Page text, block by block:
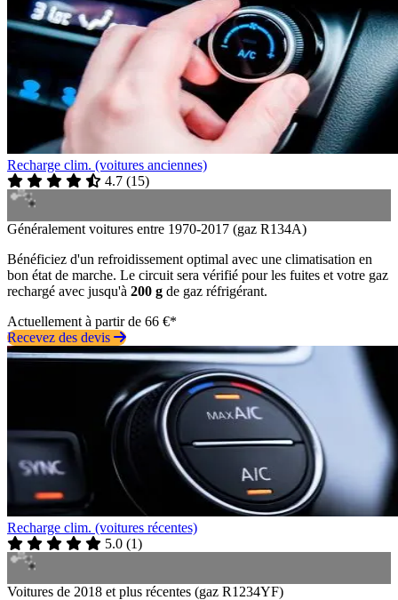
Recharge clim. (voitures anciennes)
4.7 (15)
Généralement voitures entre 1970-2017 (gaz R134A)
Bénéficiez d'un refroidissement optimal avec une climatisation en
bon état de marche. Le circuit sera vérifié pour les fuites et votre gaz
rechargé avec jusqu'à 200 g de gaz réfrigérant.
Actuellement à partir de 66 €*
Recevez des devis
Recharge clim. (voitures récentes)
5.0 (1)
Voitures de 2018 et plus récentes (gaz R1234YF)